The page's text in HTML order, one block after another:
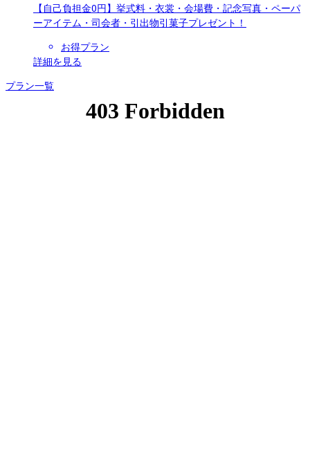
【自己負担金0円】挙式料・衣裳・会場費・記念写真・ペーパ
ーアイテム・司会者・引出物引菓子プレゼント！
お得プラン
詳細を見る
プラン一覧